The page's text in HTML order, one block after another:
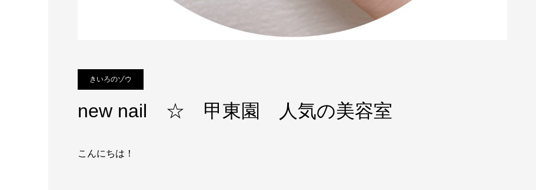
きいろのゾウ
new nail ☆ 甲東園 人気の美容室
こんにちは！